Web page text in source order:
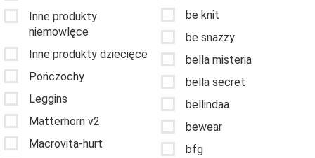
Inne produkty
niemowlęce
Inne produkty dziecięce
Pończochy
Leggins
Matterhorn v2
Macrovita-hurt
be knit
be snazzy
bella misteria
bella secret
bellindaa
bewear
bfg